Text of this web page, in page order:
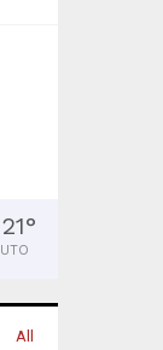
21°
UTO
All